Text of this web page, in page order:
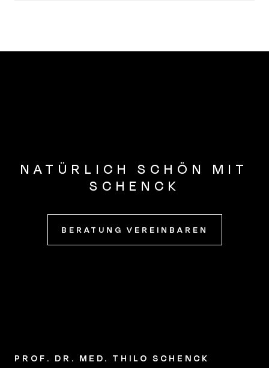
NATÜRLICH SCHÖN MIT
SCHENCK
BERATUNG VEREINBAREN
PROF. DR. MED. THILO SCHENCK